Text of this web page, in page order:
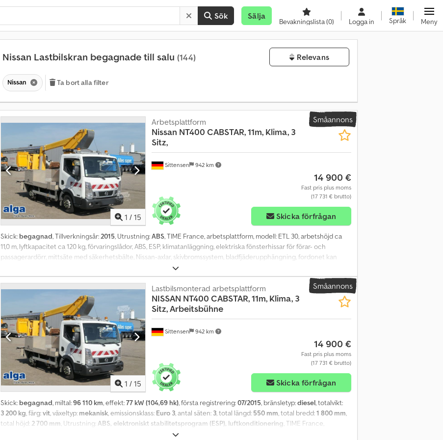
Sök Sälja
Bevakningslista(0) Logga in Språk Meny
Nissan Lastbilskran begagnade till salu (144) Relevans
Nissan Ta bort alla filter
Småannons
1 / 15
Sittensen 942 km
Arbetsplattform
Nissan NT400 CABSTAR, 11m, Klima, 3
Sitz,
14 900 €
Fast pris plus moms
(17 731 € brutto)
Skicka förfrågan
Skick: begagnad, Tillverkningsår:2015, Utrustning:ABS, TIME France, arbetsplattform, modell: ETL 30, arbetshöjd ca
11,0 m, lyftkapacitet ca 120 kg, förvaringslådor, ABS, ESP, klimatanläggning, elektriska fönsterhissar för förar- och
passagerardörr, mittsäte med säkerhetsbälte, Nissan-axlar, skivbromssystem, bladfjäderupphängning, fordonet kan
förses med reklam och/eller text. SI83895 Vårt erbjudande inkluderar generellt sett inte en ny besiktning. Om en ny
besiktning önskas, lämnar vi gärna ett erbjudande från våra samarbetande verkstäder! Fordonet kan förses med
reklam och/eller text. Våra allmänna leverans- och betalningsvillkor gäller. Vi kan gärna ta fram ett finansierings- eller
leasingerbjudande för detta fordon. Kontakta oss gärna! Dcedpfx Aezp Tfpjiyjk
Småannons
1 / 15
Sittensen 942 km
Lastbilsmonterad arbetsplattform
NISSAN NT400 CABSTAR, 11m, Klima, 3
Sitz, Arbeitsbühne
14 900 €
Fast pris plus moms
(17 731 € brutto)
Skicka förfrågan
Skick: begagnad, miltal:96 110 km, effekt:77 kW (104,69 hk), första registrering:07/2015, bränsletyp:diesel, totalvikt:
3 200 kg, färg:vit, växeltyp: mekanisk, emissionsklass: Euro 3, antal säten: 3, total längd: 550 mm, total bredd:1 800 mm,
total höjd: 2 700 mm, Utrustning: ABS, elektroniskt stabilitetsprogram (ESP), luftkonditionering, TIME France,
arbetsplattform, modell: ETL 30, arbetshöjd ca 11,0 m, lyftkapacitet ca 120 kg, förvaringslådor, ABS, ESP, klimatanläggning,
å
n
a
d
s
v
i
s
ö
v
4
0
0
0
0
k